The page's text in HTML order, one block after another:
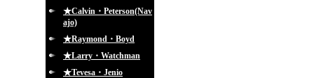
★Calvin・Peterson(Nav
ajo)
★Raymond・Boyd
★Larry・Watchman
★Tevesa・Jenio